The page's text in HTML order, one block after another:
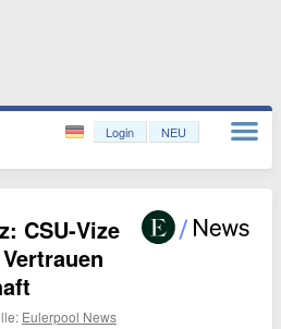
Login NEU
CSU-Vize
Eulerpool News